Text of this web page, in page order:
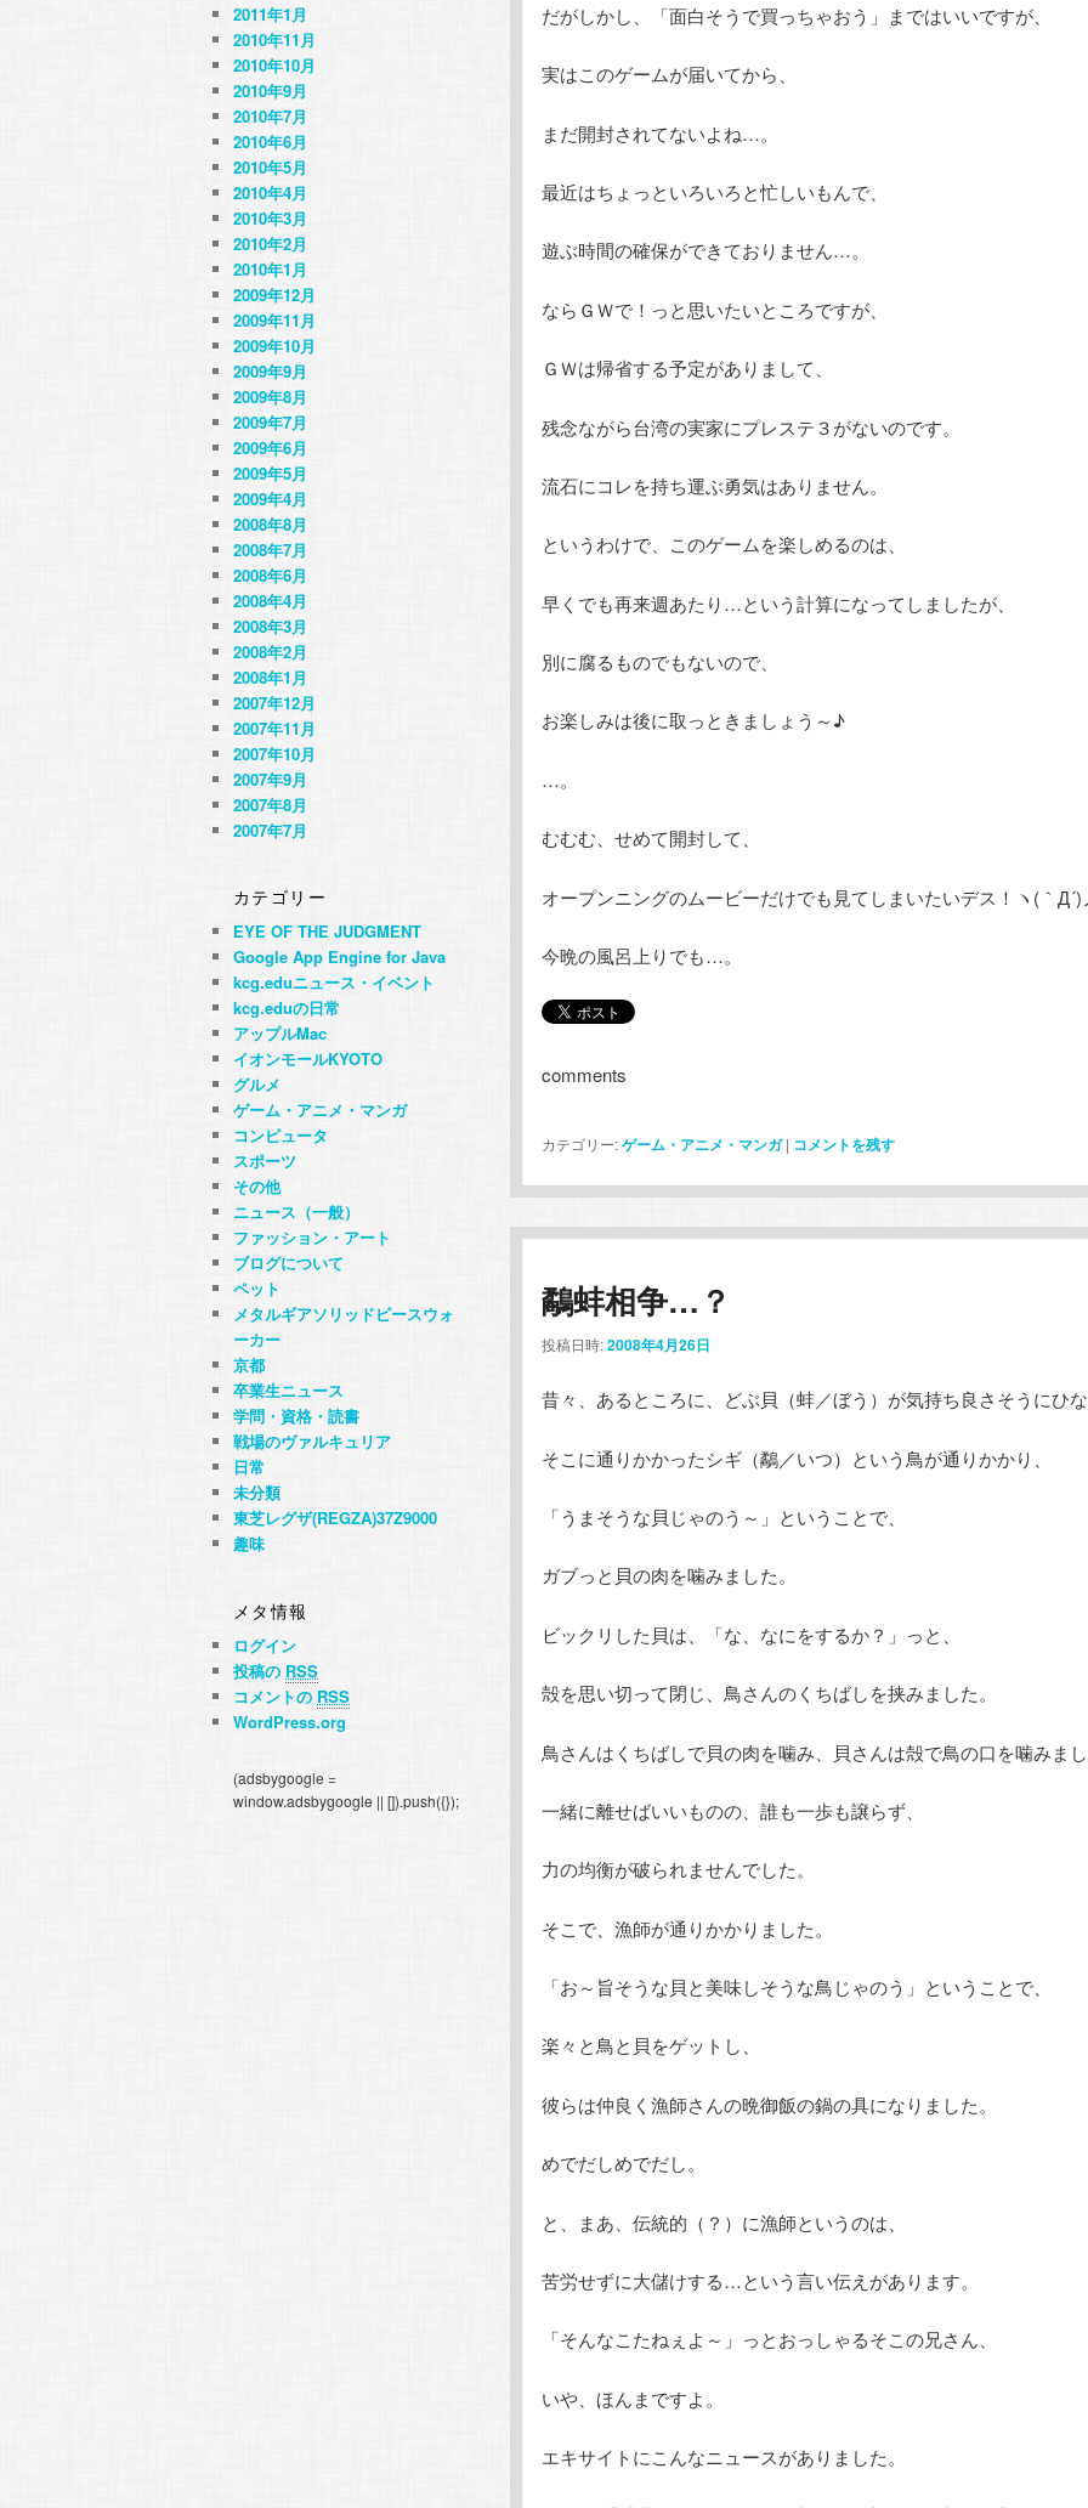
だがしかし、「面白そうで買っちゃおう」まではいいですが、
実はこのゲームが届いてから、
まだ開封されてないよね…。
最近はちょっといろいろと忙しいもんで、
遊ぶ時間の確保ができておりません…。
ならＧＷで！っと思いたいところですが、
ＧＷは帰省する予定がありまして、
残念ながら台湾の実家にプレステ３がないのです。
流石にコレを持ち運ぶ勇気はありません。
というわけで、このゲームを楽しめるのは、
早くでも再来週あたり…という計算になってしましたが、
別に腐るものでもないので、
お楽しみは後に取っときましょう～♪
…。
むむむ、せめて開封して、
オープンニングのムービーだけでも見てしまいたいデス！ヽ(｀Д´)
今晩の風呂上りでも…。
comments
カテゴリー:ゲーム・アニメ・マンガ | コメントを残す
鷸蚌相争…？
投稿日時:2008年4月26日
昔々、あるところに、どぶ貝（蚌／ぼう）が気持ち良さそうにひ
そこに通りかかったシギ（鷸／いつ）という鳥が通りかかり、
「うまそうな貝じゃのう～」ということで、
ガブっと貝の肉を噛みました。
ビックリした貝は、「な、なにをするか？」っと、
殻を思い切って閉じ、鳥さんのくちばしを挟みました。
鳥さんはくちばしで貝の肉を噛み、貝さんは殻で鳥の口を噛みま
一緒に離せばいいものの、誰も一歩も譲らず、
力の均衡が破られませんでした。
そこで、漁師が通りかかりました。
「お～旨そうな貝と美味しそうな鳥じゃのう」ということで、
楽々と鳥と貝をゲットし、
彼らは仲良く漁師さんの晩御飯の鍋の具になりました。
めでだしめでだし。
と、まあ、伝統的（？）に漁師というのは、
苦労せずに大儲けする…という言い伝えがあります。
「そんなこたねぇよ～」っとおっしゃるそこの兄さん、
いや、ほんまですよ。
エキサイトにこんなニュースがありました。
2011年1月
2010年11月
2010年10月
2010年9月
2010年7月
2010年6月
2010年5月
2010年4月
2010年3月
2010年2月
2010年1月
2009年12月
2009年11月
2009年10月
2009年9月
2009年8月
2009年7月
2009年6月
2009年5月
2009年4月
2008年8月
2008年7月
2008年6月
2008年4月
2008年3月
2008年2月
2008年1月
2007年12月
2007年11月
2007年10月
2007年9月
2007年8月
2007年7月
カテゴリー
EYE OF THE JUDGMENT
Google App Engine for Java
kcg.eduニュース・イベント
kcg.eduの日常
アップルMac
イオンモールKYOTO
グルメ
ゲーム・アニメ・マンガ
コンピュータ
スポーツ
その他
ニュース（一般）
ファッション・アート
ブログについて
ペット
メタルギアソリッドピースウォ
ーカー
京都
卒業生ニュース
学問・資格・読書
戦場のヴァルキュリア
日常
未分類
東芝レグザ(REGZA)37Z9000
趣味
メタ情報
ログイン
投稿の RSS
コメントの RSS
WordPress.org
(adsbygoogle =
window.adsbygoogle || []).push({});